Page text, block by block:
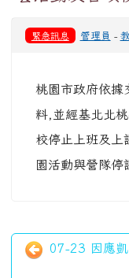
緊急訊息 管理員 -
桃園市政府依據
料,並經基北北
校停止上班及上
園活動與營隊停
07-23 因應凱